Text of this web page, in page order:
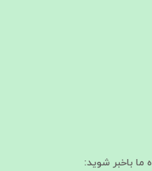
ما باخبر شوید: